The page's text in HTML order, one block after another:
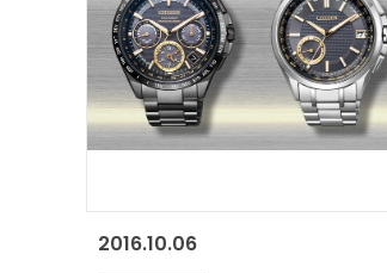
2016.10.06